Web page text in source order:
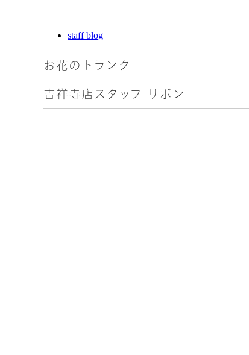
staff blog
お花のトランク
吉祥寺店スタッフ リボン